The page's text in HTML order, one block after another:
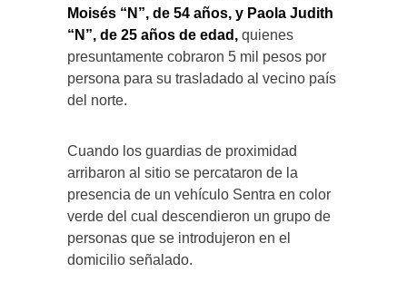
Moisés “N”, de 54 años, y Paola Judith
“N”, de 25 años de edad, quienes
presuntamente cobraron 5 mil pesos por
persona para su trasladado al vecino país
del norte.
Cuando los guardias de proximidad
arribaron al sitio se percataron de la
presencia de un vehículo Sentra en color
verde del cual descendieron un grupo de
personas que se introdujeron en el
domicilio señalado.